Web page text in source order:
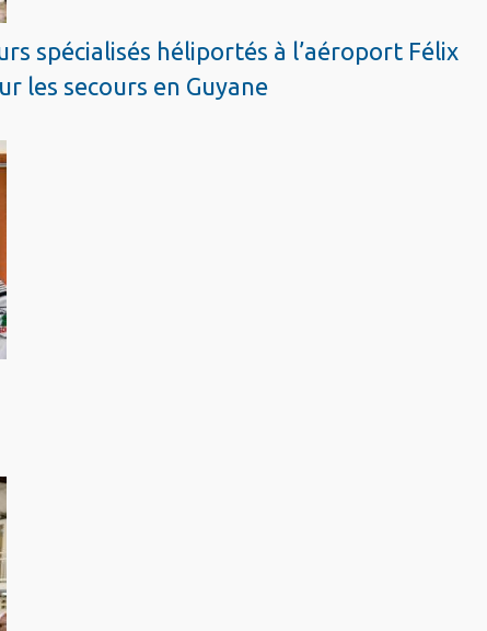
spécialisés héliportés à l’aéroport Félix
les secours en Guyane